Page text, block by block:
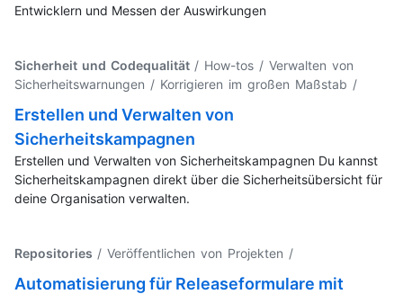
Entwicklern und Messen der Auswirkungen
Sicherheit und Codequalität / How-tos / Verwalten von
Sicherheitswarnungen / Korrigieren im großen Maßstab /
Erstellen und Verwalten von
Sicherheitskampagnen
Erstellen und Verwalten von Sicherheitskampagnen Du kannst
Sicherheitskampagnen direkt über die Sicherheitsübersicht für
deine Organisation verwalten.
Repositories / Veröffentlichen von Projekten /
Automatisierung für Releaseformulare mit